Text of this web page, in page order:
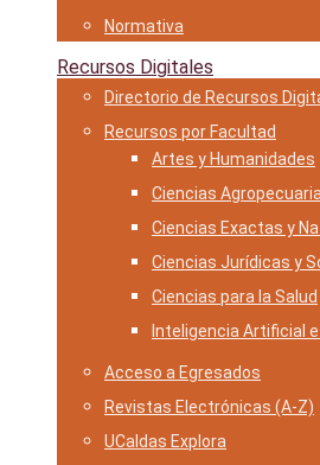
Normativa
Recursos Digitales
Directorio de Recursos
Recursos por Facultad
Artes y Humanidades
Ciencias
Ciencias Exactas y
Ciencias Jurídicas y
Ciencias para la Salud
Inteligencia Artificial
Acceso a Egresados
Revistas Electrónicas (A-Z)
UCaldas Explora